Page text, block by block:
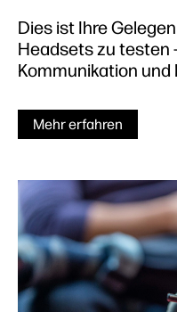
Dies ist Ihre
Headsets zu testen
Kommunikation
Mehr erfahren